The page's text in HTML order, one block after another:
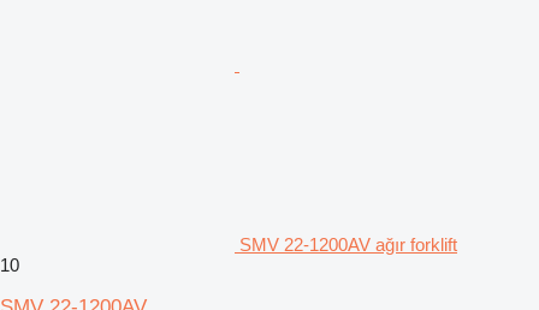
SMV 22-1200AV ağır forklift
10